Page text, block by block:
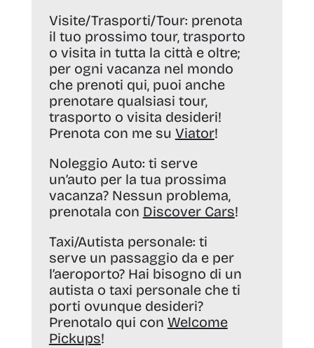
Visite/Trasporti/Tour: prenota
il tuo prossimo tour, trasporto
o visita in tutta la città e oltre;
per ogni vacanza nel mondo
che prenoti qui, puoi anche
prenotare qualsiasi tour,
trasporto o visita desideri!
Prenota con me su Viator!
Noleggio Auto: ti serve
un’auto per la tua prossima
vacanza? Nessun problema,
prenotala con Discover Cars!
Taxi/Autista personale: ti
serve un passaggio da e per
l’aeroporto? Hai bisogno di un
autista o taxi personale che ti
porti ovunque desideri?
Prenotalo qui con Welcome
Pickups!